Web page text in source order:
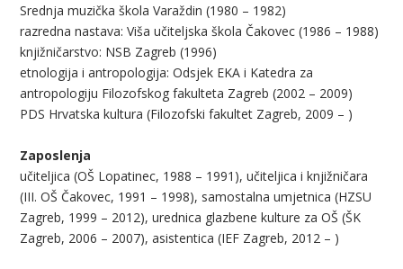
Srednja muzička škola Varaždin (1980 – 1982)
razredna nastava: Viša učiteljska škola Čakovec (1986 – 1988)
knjižničarstvo: NSB Zagreb (1996)
etnologija i antropologija: Odsjek EKA i Katedra za
antropologiju Filozofskog fakulteta Zagreb (2002 – 2009)
PDS Hrvatska kultura (Filozofski fakultet Zagreb, 2009 – )
Zaposlenja
učiteljica (OŠ Lopatinec, 1988 – 1991), učiteljica i knjižničara
(III. OŠ Čakovec, 1991 – 1998), samostalna umjetnica (HZSU
Zagreb, 1999 – 2012), urednica glazbene kulture za OŠ (ŠK
Zagreb, 2006 – 2007), asistentica (IEF Zagreb, 2012 – )